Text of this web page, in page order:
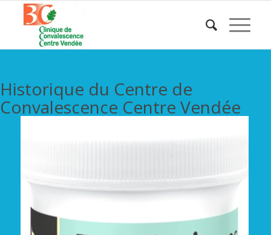
Historique du Centre de
Convalescence Centre Vendée